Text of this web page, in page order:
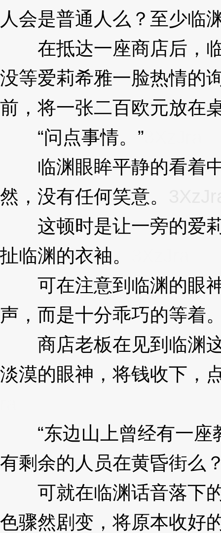
人会是普通人么？至少临
在抵达一座商店后，临
没等爱莉希雅一脸热情的
前，将一张二百欧元放在
“问点事情。”
临渊眼眸平静的看着中
然，没有任何笑意。
这顿时是让一旁的爱莉
扯临渊的衣袖。
可在注意到临渊的眼神
声，而是十分乖巧的等着
商店老板在见到临渊这
淡漠的眼神，将钱收下，
“东边山上曾经有一座
有剩余的人员在黄昏街么
可就在临渊话音落下的
色骤然剧变，将原本收好